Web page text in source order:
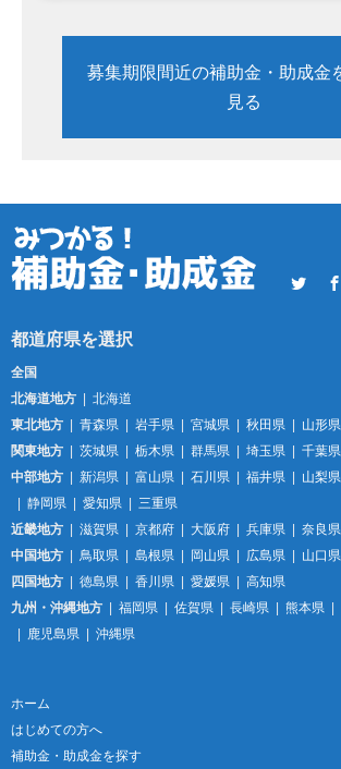
募集期限間近の補助金・助成金
見る
TwitterFacebookRSS
全国
北海道地方
北海道
東北地方
青森県 岩手県 宮城県 秋田県 山形県
関東地方
茨城県 栃木県 群馬県 埼玉県 千葉県
中部地方
新潟県 富山県 石川県 福井県 山梨県
静岡県
愛知県
三重県
近畿地方
滋賀県 京都府 大阪府 兵庫県 奈良県
中国地方
鳥取県 島根県 岡山県 広島県
山口県
四国地方
徳島県 香川県 愛媛県
高知県
九州・沖縄地方
福岡県 佐賀県 長崎県 熊本県
鹿児島県
沖縄県
ホーム
はじめての方へ
補助金・助成金を探す